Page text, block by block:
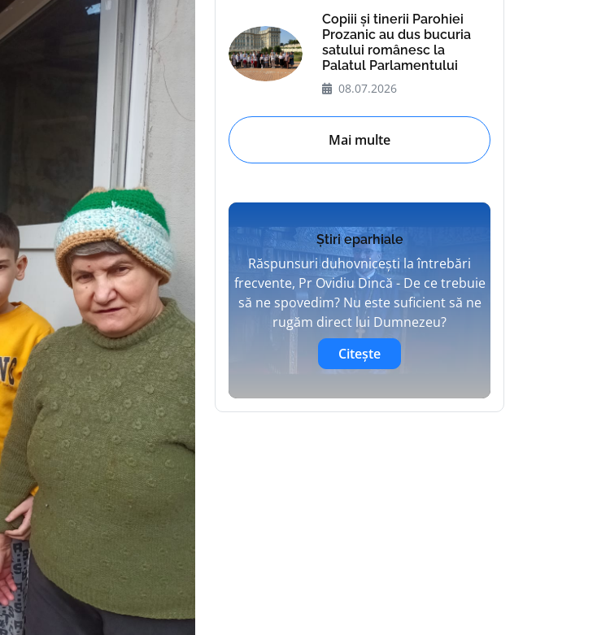
Copiii și tinerii Parohiei
Prozanic au dus bucuria
satului românesc la
Palatul Parlamentului
08.07.2026
Mai multe
Știri eparhiale
Răspunsuri duhovnicești la întrebări
frecvente, Pr Ovidiu Dincă - De ce trebuie
să ne spovedim? Nu este suficient să ne
rugăm direct lui Dumnezeu?
Citește